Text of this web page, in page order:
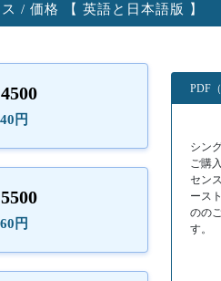
/ 価格 【 英語と日本語版 】
円
円
PDF
シン
ご購
セン
ース
のの
す。